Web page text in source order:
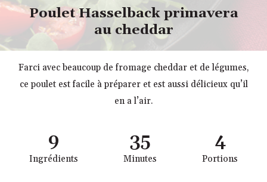
Poulet Hasselback primavera
au cheddar
Farci avec beaucoup de fromage cheddar et de légumes,
ce poulet est facile à préparer et est aussi délicieux qu’il
en a l’air.
9
Ingrédients
35
Minutes
4
Portions